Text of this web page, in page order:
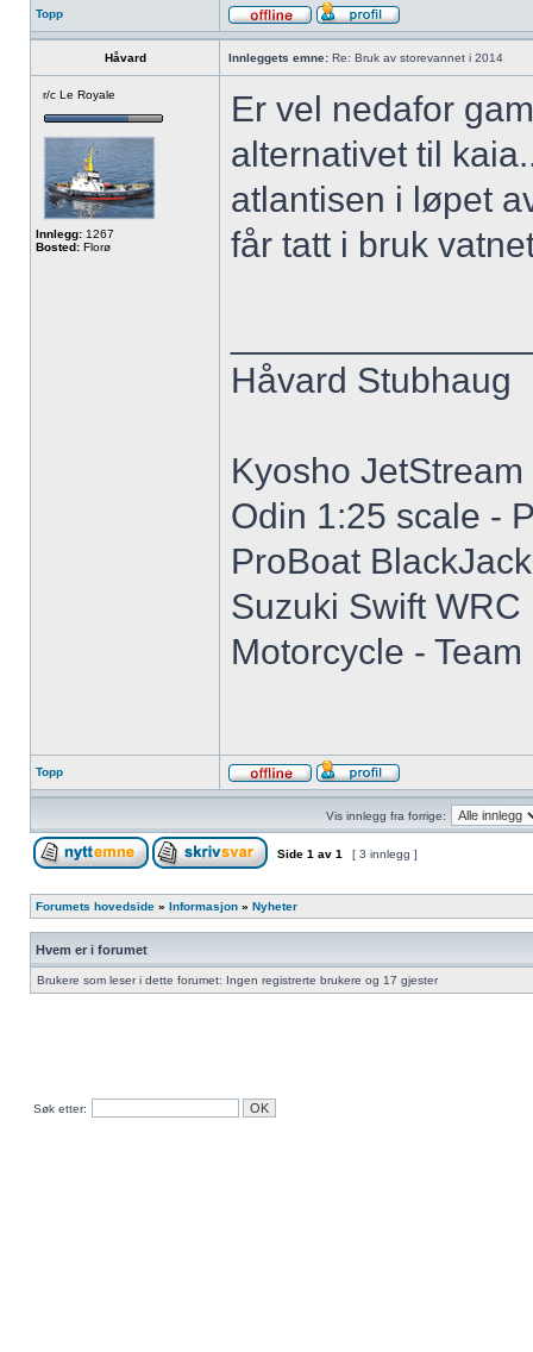
Topp
Håvard Innleggets emne: Re: Bruk av storevannet i 2014
r/c Le Royale
Innlegg: 1267
Bosted: Florø
Er vel nedafor
alternativet til
atlantisen i løpet
får tatt i bruk
Håvard Stubhaug
Kyosho
Odin 1:25 scale -
ProBoat
Suzuki Swift
Motorcycle -
Topp
Vis innlegg fra forrige:
Side 1 av 1 [ 3 innlegg ]
Forumets hovedside » Informasjon » Nyheter
Hvem er i forumet
Brukere som leser i dette forumet: Ingen registrerte brukere og 17 gjester
Søk etter: